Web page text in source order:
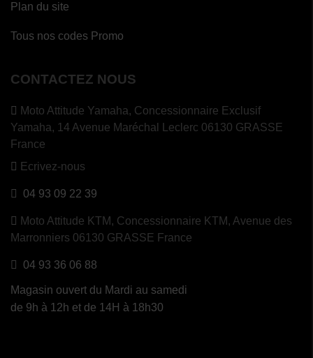
Plan du site
Tous nos codes Promo
CONTACTEZ NOUS
Moto Attitude Yamaha, Concessionnaire Exclusif
Yamaha, 14 Avenue Maréchal Leclerc 06130 GRASSE
France
Ecrivez-nous
04 93 09 22 39
Moto Attitude KTM, Concessionnaire KTM, Avenue des
Marronniers 06130 GRASSE France
04 93 36 06 88
Magasin ouvert du Mardi au samedi
de 9h à 12h et de 14H à 18h30